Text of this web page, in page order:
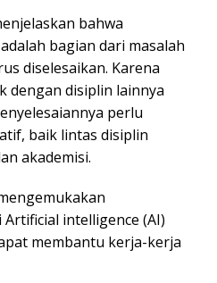
bahwa
bagian dari masalah
diselesaikan. Karena
dengan disiplin lainnya
perlu
baik lintas disiplin
akademisi.
intelligence (AI)
membantu kerja-kerja